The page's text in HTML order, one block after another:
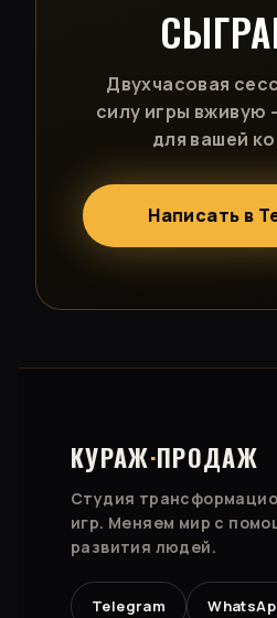
Двухчасовая
силу игры вживую
для вашей
Написать в
КУРАЖ·ПРОДАЖ
Студия
игр. Меняем мир с
развития людей.
Telegram